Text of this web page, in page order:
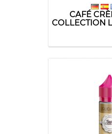
CAFÉ
COLLECTION